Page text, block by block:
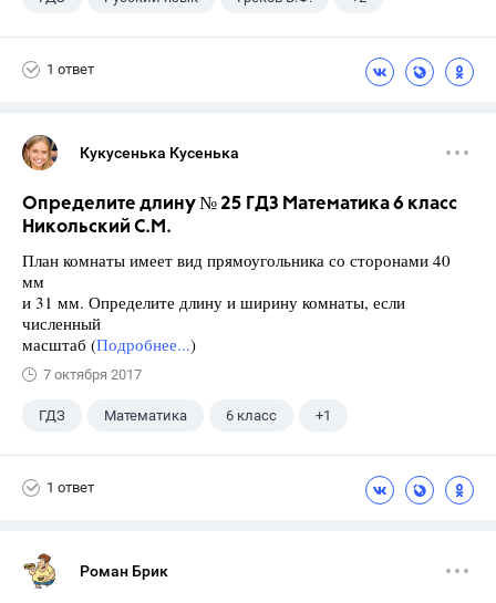
1 ответ
Кукусенька Кусенька
Определите длину № 25 ГДЗ Математика 6 класс
Никольский С.М.
План комнаты имеет вид прямоугольника со сторонами 40
мм
и 31 мм. Определите длину и ширину комнаты, если
численный
масштаб (Подробнее...)
7 октября 2017
ГДЗ Математика 6 класс +1
1 ответ
Роман Брик